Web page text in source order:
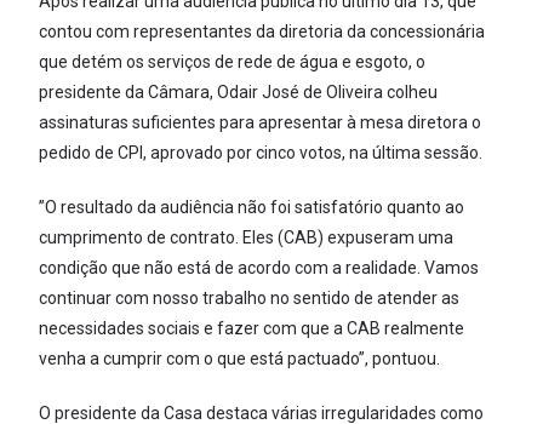
contou com representantes da diretoria da concessionária
que detém os serviços de rede de água e esgoto, o
presidente da Câmara, Odair José de Oliveira colheu
assinaturas suficientes para apresentar à mesa diretora o
pedido de CPI, aprovado por cinco votos, na última sessão.
”O resultado da audiência não foi satisfatório quanto ao
cumprimento de contrato. Eles (CAB) expuseram uma
condição que não está de acordo com a realidade. Vamos
continuar com nosso trabalho no sentido de atender as
necessidades sociais e fazer com que a CAB realmente
venha a cumprir com o que está pactuado”, pontuou.
O presidente da Casa destaca várias irregularidades como